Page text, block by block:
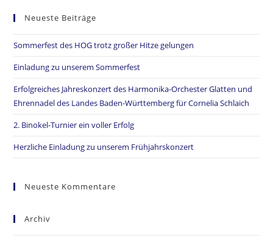
Neueste Beiträge
Sommerfest des HOG trotz großer Hitze gelungen
Einladung zu unserem Sommerfest
Erfolgreiches Jahreskonzert des Harmonika-Orchester Glatten und
Ehrennadel des Landes Baden-Württemberg für Cornelia Schlaich
2. Binokel-Turnier ein voller Erfolg
Herzliche Einladung zu unserem Frühjahrskonzert
Neueste Kommentare
Archiv